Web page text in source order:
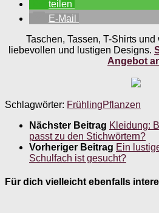
teilen
E-Mail
Taschen, Tassen, T-Shirts
liebevollen und lustigen Designs.
Angebot
Schlagwörter: FrühlingPflanzen
Nächster Beitrag Kleidung:
passt zu den Stichwörtern?
Vorheriger Beitrag Ein
Schulfach ist gesucht?
Für dich vielleicht ebenfalls